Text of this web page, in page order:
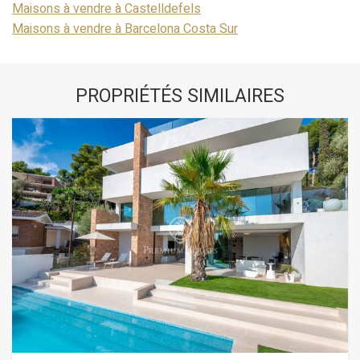
Maisons à vendre à Castelldefels
Maisons à vendre à Barcelona Costa Sur
PROPRIÉTÉS SIMILAIRES